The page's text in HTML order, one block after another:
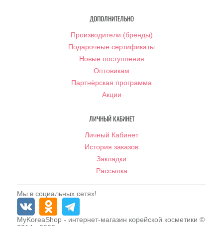
ДОПОЛНИТЕЛЬНО
Производители (бренды)
Подарочные сертификаты
Новые поступления
Оптовикам
Партнёрская программа
Акции
ЛИЧНЫЙ КАБИНЕТ
Личный Кабинет
История заказов
Закладки
Рассылка
Мы в социальных сетях!
MyKoreaShop - интернет-магазин корейской косметики ©